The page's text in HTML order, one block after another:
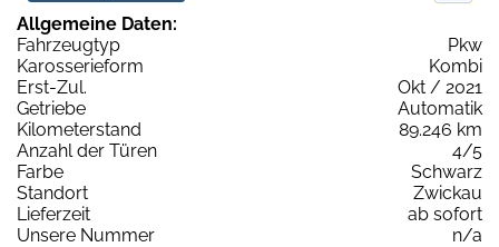
Allgemeine Daten:
Fahrzeugtyp
Pkw
Karosserieform
Kombi
Erst-Zul.
Okt / 2021
Getriebe
Automatik
Kilometerstand
89.246 km
Anzahl der Türen
4/5
Farbe
Schwarz
Standort
Zwickau
Lieferzeit
ab sofort
Unsere Nummer
n/a